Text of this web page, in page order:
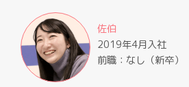
佐伯
2019年4月入社
前職：なし（新卒）